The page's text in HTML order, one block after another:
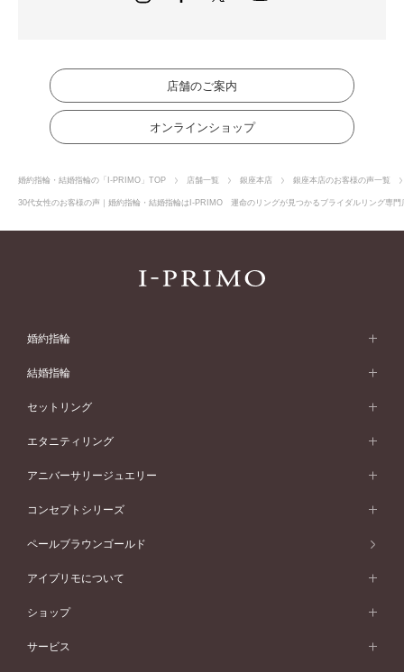
店舗のご案内
オンラインショップ
婚約指輪・結婚指輪の「I-PRIMO」TOP 店舗一覧 銀座本店 銀座本店のお客様の声一覧
30代女性のお客様の声｜婚約指輪・結婚指輪はI-PRIMO 運命のリングが見つかるブライダルリング専
婚約指輪
婚約指輪 (エンゲージリング)
婚約指輪一覧
ピンクゴールド
ペールブラウンゴールド
ウェーブライン
V字ライン
ワンサイドメレ
ダブルサイドメレ
シンプル
フェミニン
モード
50万円台～
40万円台～
30万円台～
婚約指輪 人気ランキング
婚約ネックレス
結婚指輪
結婚指輪 (マリッジリング)
結婚指輪一覧
ピンクゴールド
ペールブラウンゴールド
ウェーブライン
V字ライン
ワンメレ
セベラルメレ
シンプル
フェミニン
モード
50万円～
40万円～50万円
セットリング
セットリング
セットリング一覧
ピンクゴールド
ペールブラウンゴールド
エタニティリング
エタニティリング
エタニティリング一覧
ピンクゴールド
ペールブラウンゴールド
アニバーサリージュエリー
アニバーサリージュエリー
アニバーサリージュエリー一覧
ファッションリング
ブレスレット
コンセプトシリーズ
コンセプトシリーズ
オリジンビリーフ
エトワル
ペールブラウンゴールド
アイプリモについて
アイプリモについて
パーソナルハンド診断
ショップ
店舗一覧
サービス